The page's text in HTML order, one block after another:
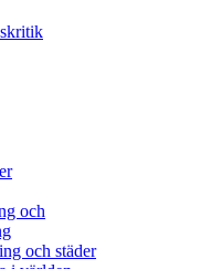
och
och städer